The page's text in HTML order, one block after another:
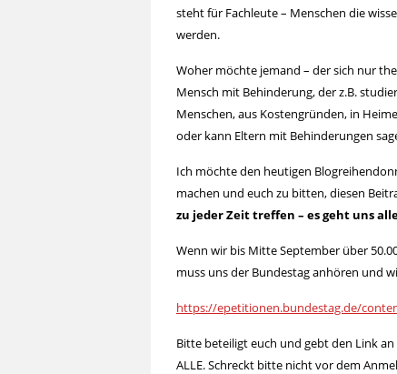
steht für Fachleute – Menschen die
werden.
Woher möchte jemand – der sich nur
Mensch mit Behinderung, der z.B.
Menschen, aus Kostengründen, in
oder kann Eltern mit Behinderungen
Ich möchte den heutigen
machen und euch zu bitten, diesen
zu jeder Zeit treffen – es geht uns
Wenn wir bis Mitte September über
muss uns der Bundestag anhören und
https://epetitionen.bundestag.de/
Bitte beteiligt euch und gebt den Link
ALLE. Schreckt bitte nicht vor dem